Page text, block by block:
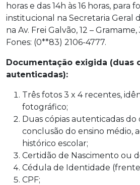
horas e das 14h às 16 horas,
institucional na Secretaria Geral
na Av. Frei Galvão, 12 –
Fones: (0**83) 2106-4777.
Documentação exigida (duas
autenticadas):
Três fotos 3 x 4 recentes,
fotográfico;
Duas cópias autenticadas
conclusão do ensino médio,
histórico escolar;
Certidão de Nascimento ou
Cédula de Identidade (frente
CPF;